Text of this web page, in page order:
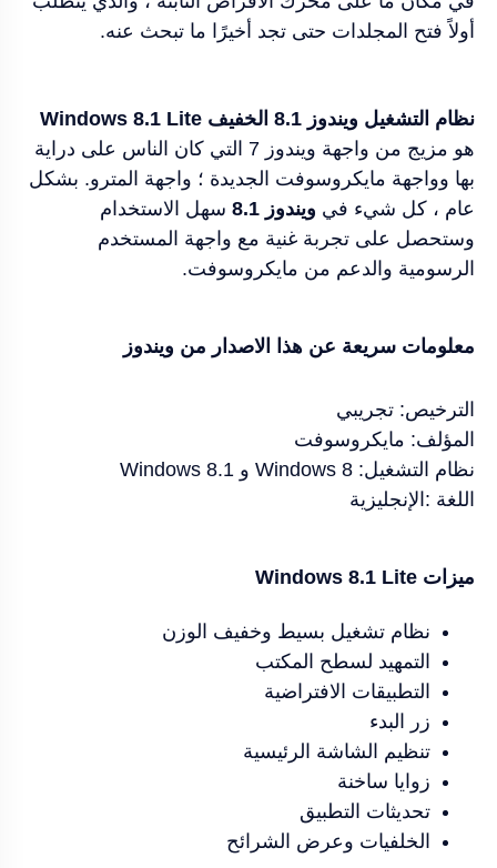
أولاً فتح المجلدات حتى تجد أخيرًا ما تبحث عنه.
نظام التشغيل ويندوز 8.1 الخفيف Windows 8.1 Lite
هو مزيج من واجهة ويندوز 7 التي كان الناس على دراية
بها وواجهة مايكروسوفت الجديدة ؛ واجهة المترو. بشكل
عام ، كل شيء في ويندوز 8.1
سهل الاستخدام
وستحصل على تجربة غنية مع واجهة المستخدم
الرسومية والدعم من مايكروسوفت.
معلومات سريعة عن هذا الاصدار من ويندوز
الترخيص: تجريبي
المؤلف: مايكروسوفت
نظام التشغيل: Windows 8 و Windows 8.1
اللغة :الإنجليزية
ميزات Windows 8.1 Lite
نظام تشغيل بسيط وخفيف الوزن
التمهيد لسطح المكتب
التطبيقات الافتراضية
زر البدء
تنظيم الشاشة الرئيسية
زوايا ساخنة
تحديثات التطبيق
الخلفيات وعرض الشرائح